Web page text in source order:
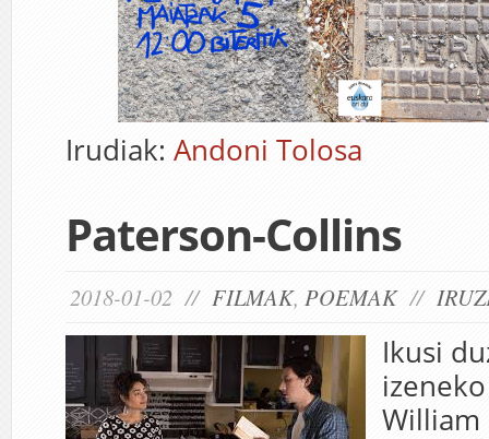
Irudiak: Andoni Tolosa
Paterson-Collins
2018-01-02 // FILMAK, POEMAK//
Ikusi
William